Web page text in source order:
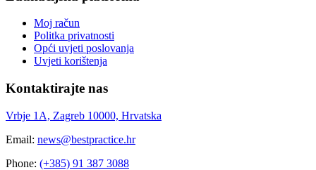
Moj račun
Politka privatnosti
Opći uvjeti poslovanja
Uvjeti korištenja
Kontaktirajte nas
Vrbje 1A, Zagreb 10000, Hrvatska
Email: news@bestpractice.hr
Phone: (+385) 91 387 3088